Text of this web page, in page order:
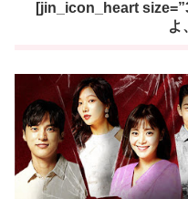
[jin_icon_heart
よ